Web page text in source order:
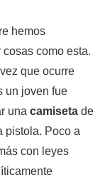
hemos
como esta.
que ocurre
un joven fue
una camiseta de
pistola. Poco a
con leyes